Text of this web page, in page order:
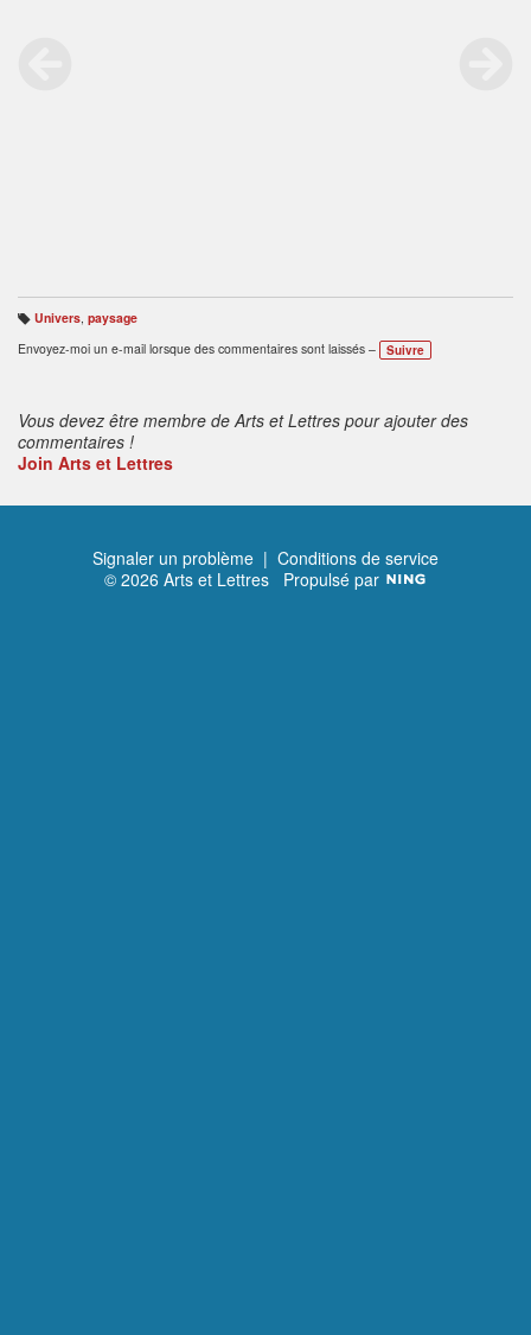
B
ali
s
Univers, paysage
Envoyez-moi un e-mail lorsque des commentaires sont laissés –
Suivre
Vous devez être membre de Arts et Lettres pour ajouter des
commentaires !
Join Arts et Lettres
Signaler un problème | Conditions de service
© 2026 Arts et Lettres Propulsé par